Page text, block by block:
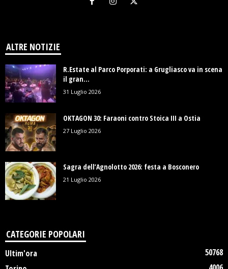
ALTRE NOTIZIE
R.Estate al Parco Porporati: a Grugliasco va in scena
il gran...
31 Luglio 2026
OKTAGON 30: Faraoni contro Stoica III a Ostia
27 Luglio 2026
Sagra dell’Agnolotto 2026: festa a Bosconero
21 Luglio 2026
CATEGORIE POPOLARI
Ultim'ora
50768